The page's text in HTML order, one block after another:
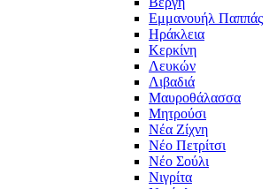
Εμμανουήλ Παππάς
Ηράκλεια
Κερκίνη
Λευκών
Λιβαδιά
Μαυροθάλασσα
Μητρούσι
Νέα Ζίχνη
Νέο Πετρίτσι
Νέο Σούλι
Νιγρίτα